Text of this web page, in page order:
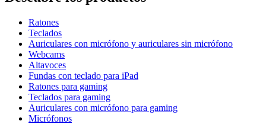
Ratones
Teclados
Auriculares con micrófono y auriculares sin micrófono
Webcams
Altavoces
Fundas con teclado para iPad
Ratones para gaming
Teclados para gaming
Auriculares con micrófono para gaming
Micrófonos